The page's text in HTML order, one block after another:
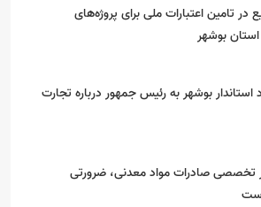
در تامین اعتبارات ملی برای پروژه‌های
بوشهر
استاندار بوشهر به رئیس جمهور درباره تجارت
تخصصی صادرات مواد معدنی، ضرورتی